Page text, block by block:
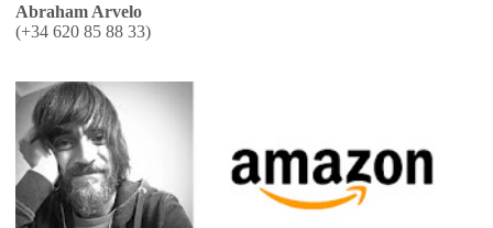
Abraham Arvelo
(+34 620 85 88 33)